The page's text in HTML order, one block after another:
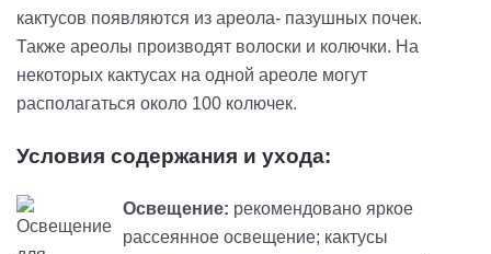
кактусов появляются из ареола- пазушных почек.
Также ареолы производят волоски и колючки. На
некоторых кактусах на одной ареоле могут
располагаться около 100 колючек.
Условия содержания и ухода:
Освещение: рекомендовано яркое
рассеянное освещение; кактусы